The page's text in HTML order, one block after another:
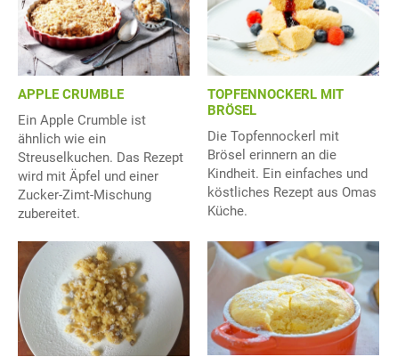
APPLE CRUMBLE
Ein Apple Crumble ist
ähnlich wie ein
Streuselkuchen. Das Rezept
wird mit Äpfel und einer
Zucker-Zimt-Mischung
zubereitet.
TOPFENNOCKERL MIT
BRÖSEL
Die Topfennockerl mit
Brösel erinnern an die
Kindheit. Ein einfaches und
köstliches Rezept aus Omas
Küche.